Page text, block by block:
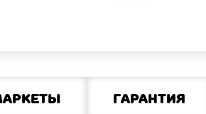
Гарантия